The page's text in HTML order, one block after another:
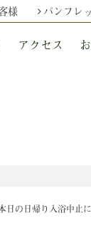
様 パンフレ
アクセス
本日の日帰り入浴中止